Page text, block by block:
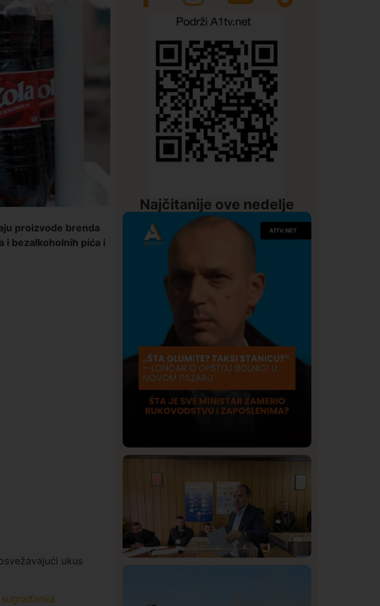
proizvode brenda
i bezalkoholnih pića i
ukus
Najčitanije ove nedelje
Lončar o Opštoj bolnici u Novom
Pazaru: „Šta glumite? Taksi stanicu?“